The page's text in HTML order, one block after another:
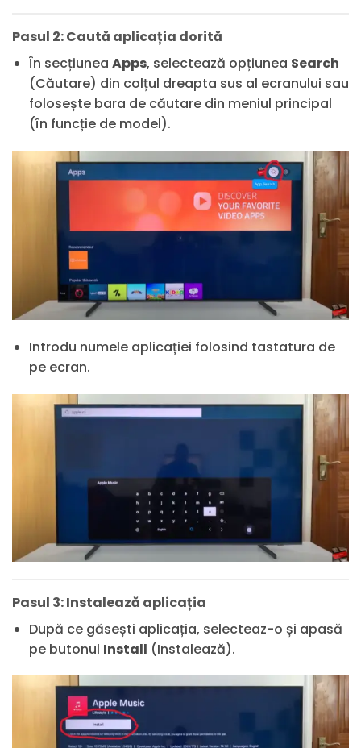
Pasul 2: Caută aplicația dorită
În secțiunea Apps, selectează opțiunea Search
(Căutare) din colțul dreapta sus al ecranului sau
folosește bara de căutare din meniul principal
(în funcție de model).
Introdu numele aplicației folosind tastatura de
pe ecran.
Pasul 3: Instalează aplicația
După ce găsești aplicația, selecteaz-o și apasă
pe butonul Install (Instalează).